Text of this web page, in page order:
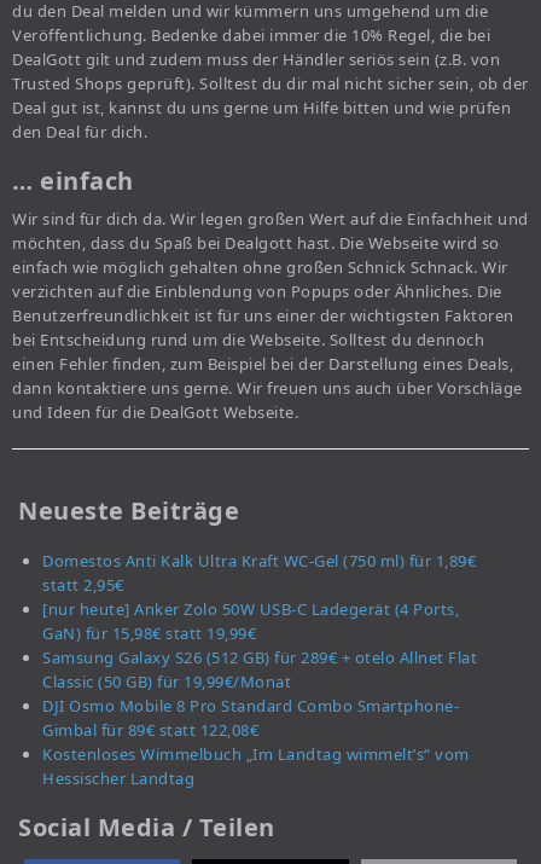
du den Deal melden und wir kümmern uns umgehend um die
Veröffentlichung. Bedenke dabei immer die 10% Regel, die bei
DealGott gilt und zudem muss der Händler seriös sein (z.B. von
Trusted Shops geprüft). Solltest du dir mal nicht sicher sein, ob der
Deal gut ist, kannst du uns gerne um Hilfe bitten und wie prüfen
den Deal für dich.
… einfach
Wir sind für dich da. Wir legen großen Wert auf die Einfachheit und
möchten, dass du Spaß bei Dealgott hast. Die Webseite wird so
einfach wie möglich gehalten ohne großen Schnick Schnack. Wir
verzichten auf die Einblendung von Popups oder Ähnliches. Die
Benutzerfreundlichkeit ist für uns einer der wichtigsten Faktoren
bei Entscheidung rund um die Webseite. Solltest du dennoch
einen Fehler finden, zum Beispiel bei der Darstellung eines Deals,
dann kontaktiere uns gerne. Wir freuen uns auch über Vorschläge
und Ideen für die DealGott Webseite.
Neueste Beiträge
Domestos Anti Kalk Ultra Kraft WC-Gel (750 ml) für 1,89€
statt 2,95€
[nur heute] Anker Zolo 50W USB-C Ladegerät (4 Ports,
GaN) für 15,98€ statt 19,99€
Samsung Galaxy S26 (512 GB) für 289€ + otelo Allnet Flat
Classic (50 GB) für 19,99€/Monat
DJI Osmo Mobile 8 Pro Standard Combo Smartphone-
Gimbal für 89€ statt 122,08€
Kostenloses Wimmelbuch „Im Landtag wimmelt’s“ vom
Hessischer Landtag
Social Media / Teilen